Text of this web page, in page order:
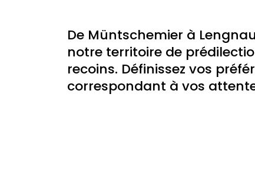
De Müntschemier à
notre territoire de
recoins. Définissez vos
correspondant à vos